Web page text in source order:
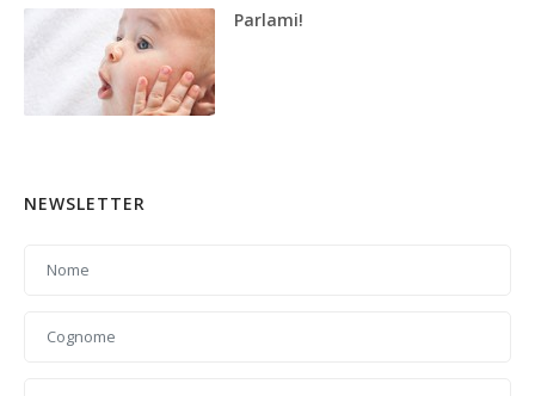
Parlami!
NEWSLETTER